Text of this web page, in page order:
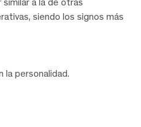
a la de otras
siendo los signos más
la personalidad.